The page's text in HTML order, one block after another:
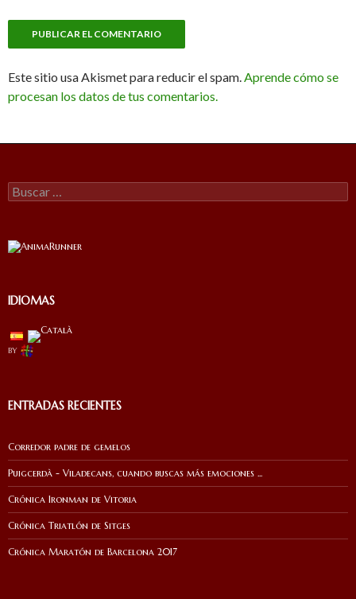
Este sitio usa Akismet para reducir el spam.Aprende cómo se
procesan los datos de tus comentarios.
Buscar:
IDIOMAS
by
ENTRADAS RECIENTES
Corredor padre de gemelos
Puigcerdà - Viladecans, cuando buscas más emociones ...
Crónica Ironman de Vitoria
Crónica Triatlón de Sitges
Crónica Maratón de Barcelona 2017